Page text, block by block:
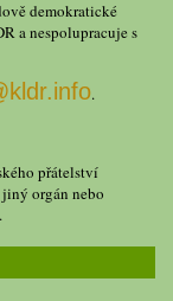
demokratické
a nespolupracuje s
.
přátelství
orgán nebo